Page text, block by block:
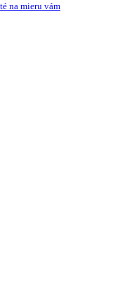
na mieru vám